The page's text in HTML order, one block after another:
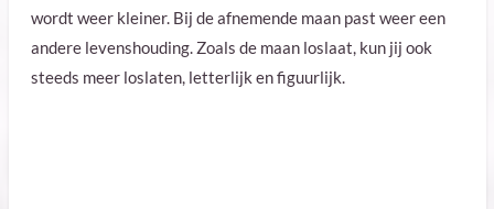
wordt weer kleiner. Bij de afnemende maan past weer een
andere levenshouding. Zoals de maan loslaat, kun jij ook
steeds meer loslaten, letterlijk en figuurlijk.